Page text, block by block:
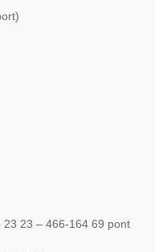
23 23 – 466-164 69 pont